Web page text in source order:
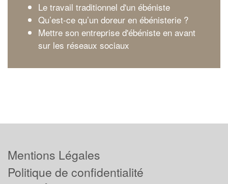
Le travail traditionnel d'un ébéniste
Qu’est-ce qu’un doreur en ébénisterie ?
Mettre son entreprise d'ébéniste en avant
sur les réseaux sociaux
Mentions Légales
Politique de confidentialité